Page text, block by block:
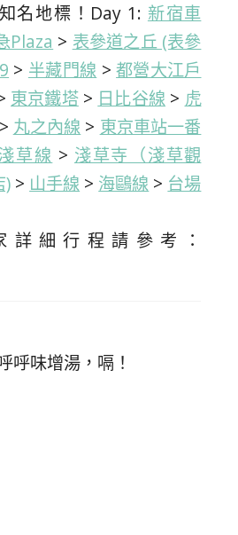
名地標！Day 1: 新宿車
Plaza > 表參道之丘 (表參
> 半藏門線 >都營大江戶
東京鐵塔> 日比谷線 > 虎
> 丸之內線 > 東京車站一番
草線 > 淺草寺（淺草觀
) > 山手線 > 海鷗線 > 台場
細行程請參考：
呼味增湯，嗝！